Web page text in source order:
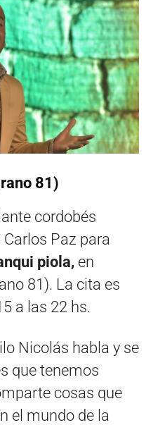
81)
cordobés
Paz para
piola, en
81). La cita es
a las 22 hs.
Nicolás habla y se
que tenemos
cosas que
el mundo de la